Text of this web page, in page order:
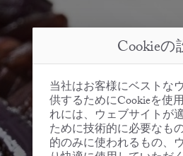
Cookieの
当社はお客様にベストな
供するためにCookieを使
れには、ウェブサイトが
ために技術的に必要なも
的のみに使われるもの、